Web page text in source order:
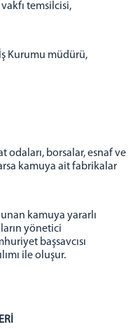
temsilcisi,
Kurumu müdürü,
odaları, borsalar, esnaf ve
kamuya ait fabrikalar
kamuya yararlı
yönetici
başsavcısı
ile oluşur.